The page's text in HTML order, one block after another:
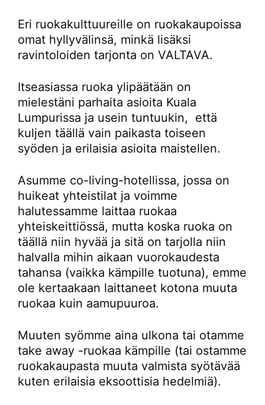
Eri ruokakulttuureille on ruokakaupoissa
omat hyllyvälinsä, minkä lisäksi
ravintoloiden tarjonta on VALTAVA.
Itseasiassa ruoka ylipäätään on
mielestäni parhaita asioita Kuala
Lumpurissa ja usein tuntuukin, että
kuljen täällä vain paikasta toiseen
syöden ja erilaisia asioita maistellen.
Asumme co-living-hotellissa, jossa on
huikeat yhteistilat ja voimme
halutessamme laittaa ruokaa
yhteiskeittiössä, mutta koska ruoka on
täällä niin hyvää ja sitä on tarjolla niin
halvalla mihin aikaan vuorokaudesta
tahansa (vaikka kämpille tuotuna), emme
ole kertaakaan laittaneet kotona muuta
ruokaa kuin aamupuuroa.
Muuten syömme aina ulkona tai otamme
take away -ruokaa kämpille (tai ostamme
ruokakaupasta muuta valmista syötävää
kuten erilaisia eksoottisia hedelmiä).